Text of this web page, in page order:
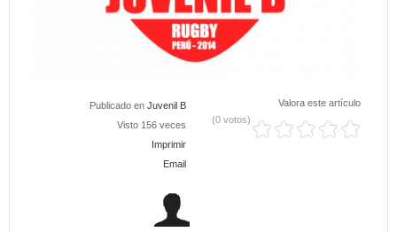
Publicado en Juvenil B
Visto 156 veces
Imprimir
Email
Valora este artículo
(0 votos)